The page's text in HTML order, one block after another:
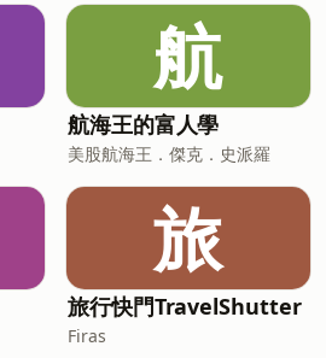
圖此段文案並追蹤 IG：@new
你
專屬你的療
news_tarot/
by SoundOn
航
航海王的富人學
美股航海王．傑克．史派羅
旅
旅行快門TravelShutter
Firas